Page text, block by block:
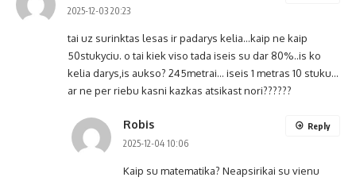
2025-12-03 20:23
tai uz surinktas lesas ir padarys kelia…kaip ne kaip
50stukyciu. o tai kiek viso tada iseis su dar 80%..is ko
kelia darys,is aukso? 245metrai… iseis 1 metras 10 stuku…
ar ne per riebu kasni kazkas atsikast nori??????
Robis
2025-12-04 10:06
Kaip su matematika? Neapsirikai su vienu
Reply